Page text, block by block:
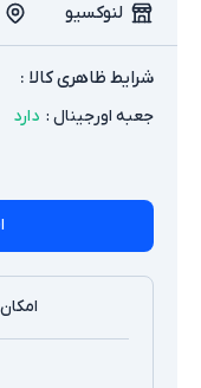
لنوکسیو
شرایط ظاهری کالا :
جعبه اورجینال : دارد